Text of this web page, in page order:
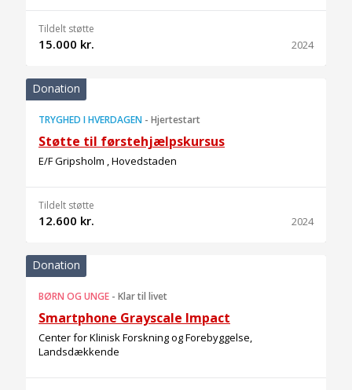
Tildelt støtte
15.000 kr. 2024
Donation
TRYGHED I HVERDAGEN - Hjertestart
Støtte til førstehjælpskursus
E/F Gripsholm , Hovedstaden
Tildelt støtte
12.600 kr. 2024
Donation
BØRN OG UNGE - Klar til livet
Smartphone Grayscale Impact
Center for Klinisk Forskning og Forebyggelse,
Landsdækkende